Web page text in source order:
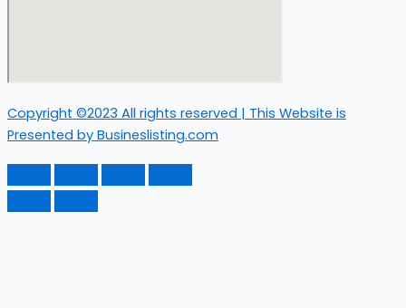
Copyright ©2023 All rights reserved | This Website is
Presented by Busineslisting.com